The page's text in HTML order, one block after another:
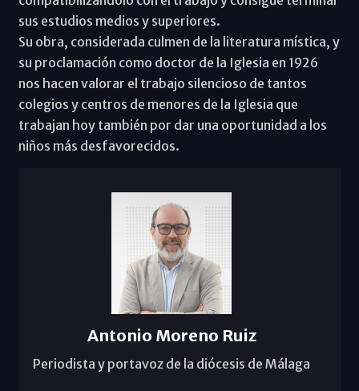
sus estudios medios y superiores.
Su obra, considerada culmen de la literatura mística, y
su proclamación como doctor de la Iglesia en 1926
nos hacen valorar el trabajo silencioso de tantos
colegios y centros de menores de la Iglesia que
trabajan hoy también por dar una oportunidad a los
niños más desfavorecidos.
Antonio Moreno Ruiz
Periodista y portavoz de la diócesis de Málaga